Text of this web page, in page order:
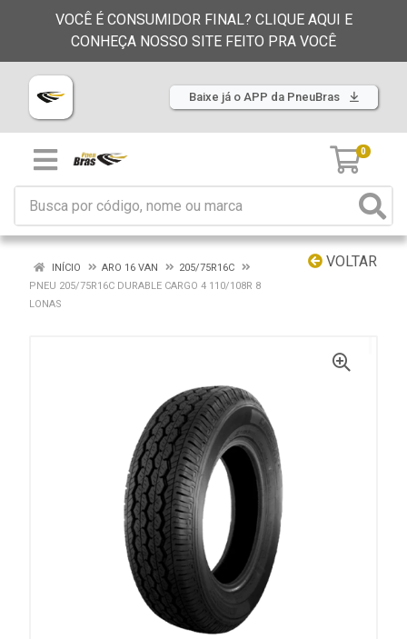
VOCÊ É CONSUMIDOR FINAL? CLIQUE AQUI E
CONHEÇA NOSSO SITE FEITO PRA VOCÊ
Baixe já o APP da PneuBras
0
VOLTAR
INÍCIO ARO 16 VAN
205/75R16C
PNEU 205/75R16C DURABLE CARGO 4 110/108R 8
LONAS